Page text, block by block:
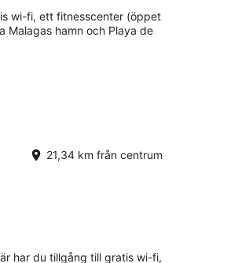
wi-fi, ett fitnesscenter (öppet
Malagas hamn och Playa de
21,34 km från centrum
har du tillgång till gratis wi-fi,